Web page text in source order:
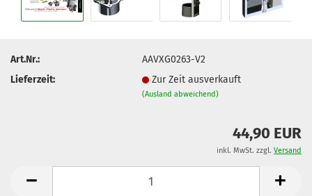
Art.Nr.:
AAVXG0263-V2
Lieferzeit:
Zur Zeit ausverkauft
(Ausland abweichend)
44,90 EUR
inkl. MwSt. zzgl. Versand